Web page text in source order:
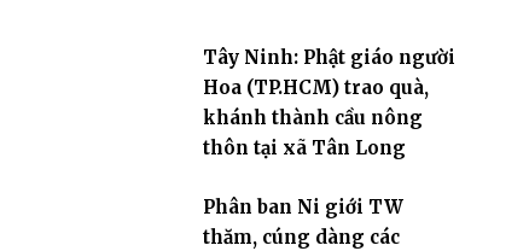
Tây Ninh: Phật giáo người
Hoa (TP.HCM) trao quà,
khánh thành cầu nông
thôn tại xã Tân Long
Phân ban Ni giới TW
thăm, cúng dàng các